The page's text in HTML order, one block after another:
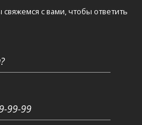
с вами, чтобы ответить